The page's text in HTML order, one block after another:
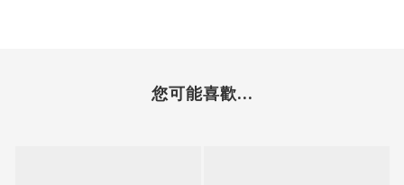
您可能喜歡...